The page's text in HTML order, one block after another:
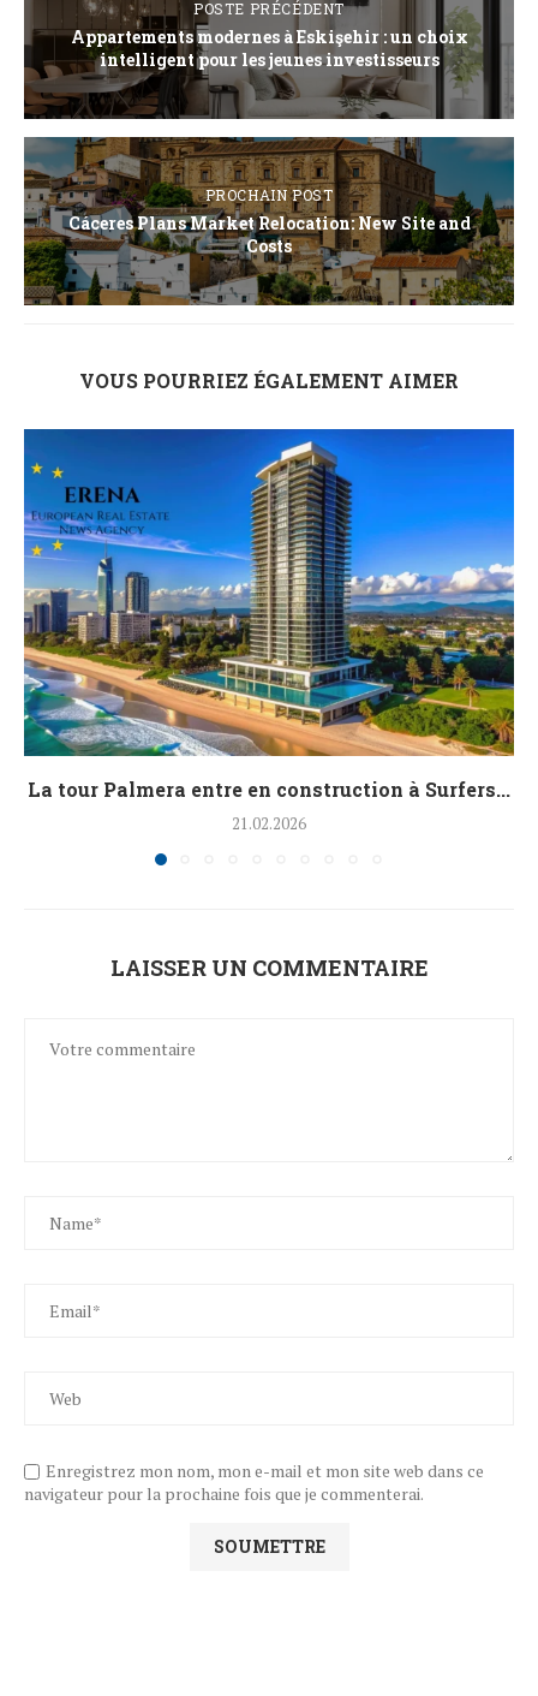
POSTE PRÉCÉDENT
Appartements modernes à Eskişehir : un choix
intelligent pour les jeunes investisseurs
PROCHAIN POST
Cáceres Plans Market Relocation: New Site and
Costs
VOUS POURRIEZ ÉGALEMENT AIMER
La tour Palmera entre en construction à Surfers...
21.02.2026
LAISSER UN COMMENTAIRE
Enregistrez mon nom, mon e-mail et mon site web dans ce
navigateur pour la prochaine fois que je commenterai.